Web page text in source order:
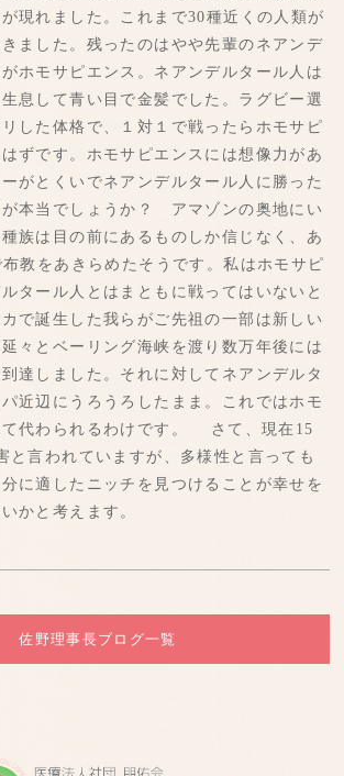
現れました。これまで30種近くの人類が
ました。残ったのはやや先輩のネアンデ
ホモサピエンス。ネアンデルタール人は
息して青い目で金髪でした。ラグビー選
した体格で、１対１で戦ったらホモサピ
ずです。ホモサピエンスには想像力があ
がとくいでネアンデルタール人に勝った
が本当でしょうか？ アマゾンの奥地にい
族は目の前にあるものしか信じなく、あ
教をあきらめたそうです。私はホモサピ
タール人とはまともに戦ってはいないと
で誕生した我らがご先祖の一部は新しい
々とベーリング海峡を渡り数万年後には
達しました。それに対してネアンデルタ
近辺にうろうろしたまま。これではホモ
て代わられるわけです。 さて、現在15
と言われていますが、多様性と言っても
に適したニッチを見つけることが幸せを
かと考えます。
佐野理事長ブログ一覧